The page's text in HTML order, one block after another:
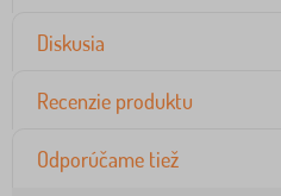
Diskusia
Recenzie produktu
Odporúčame tiež